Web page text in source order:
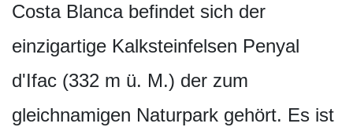
Costa Blanca befindet sich der
einzigartige Kalksteinfelsen Penyal
d'Ifac (332 m ü. M.) der zum
gleichnamigen Naturpark gehört. Es ist